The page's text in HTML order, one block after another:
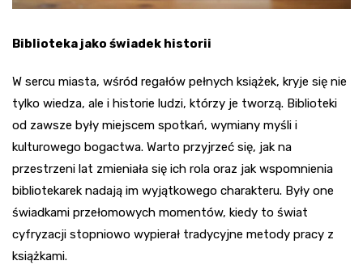
Biblioteka jako świadek historii
W sercu miasta, wśród regałów pełnych książek, kryje się nie
tylko wiedza, ale i historie ludzi, którzy je tworzą. Biblioteki
od zawsze były miejscem spotkań, wymiany myśli i
kulturowego bogactwa. Warto przyjrzeć się, jak na
przestrzeni lat zmieniała się ich rola oraz jak wspomnienia
bibliotekarek nadają im wyjątkowego charakteru. Były one
świadkami przełomowych momentów, kiedy to świat
cyfryzacji stopniowo wypierał tradycyjne metody pracy z
książkami.